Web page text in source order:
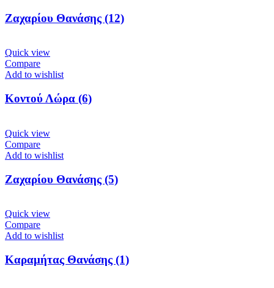
Ζαχαρίου Θανάσης (12)
Quick view
Compare
Add to wishlist
Κοντού Λώρα (6)
Quick view
Compare
Add to wishlist
Ζαχαρίου Θανάσης (5)
Quick view
Compare
Add to wishlist
Καραμήτας Θανάσης (1)